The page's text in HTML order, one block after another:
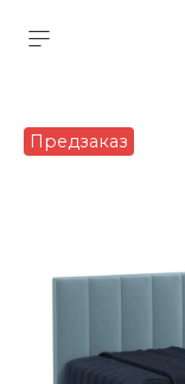
Предзаказ